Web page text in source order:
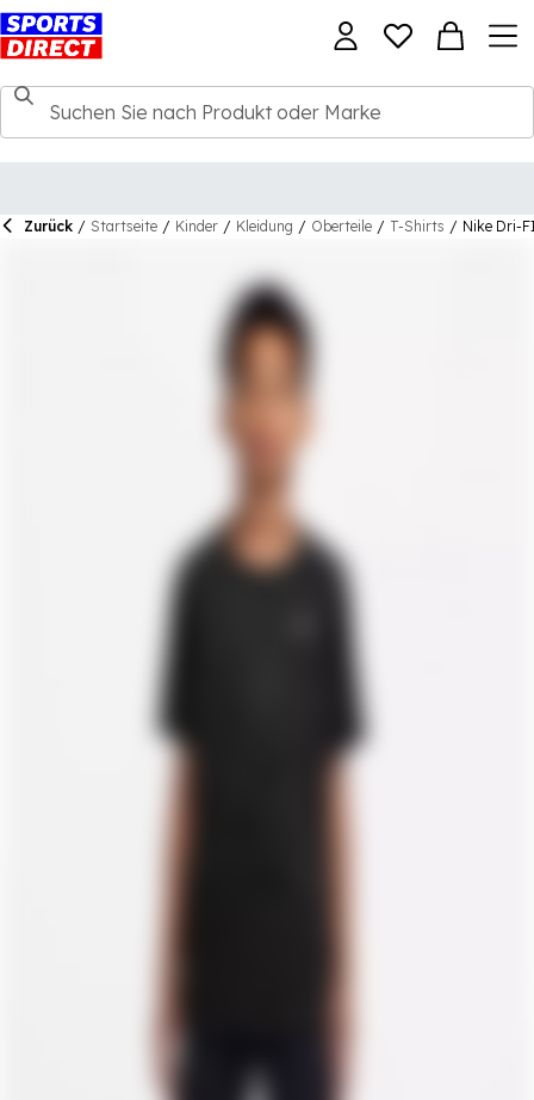
Zurück / Startseite / Kinder / Kleidung / Oberteile / T-Shirts / Nike Dri-